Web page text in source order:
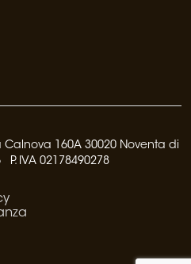
160A 30020 Noventa di
IVA 02178490278